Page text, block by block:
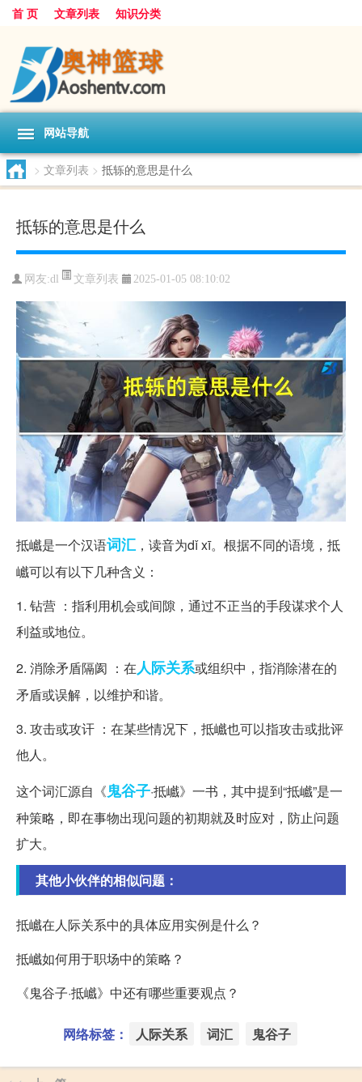
首 页 文章列表 知识分类
网站导航
> 文章列表 > 抵轹的意思是什么
抵轹的意思是什么
网友:dl 文章列表 2025-01-05 08:10:02
抵巇是一个汉语词汇 ，读音为dǐ xī。根据不同的语境，抵
巇可以有以下几种含义：
1. 钻营 ：指利用机会或间隙，通过不正当的手段谋求个人
利益或地位。
2. 消除矛盾隔阂 ：在人际关系或组织中，指消除潜在的
矛盾或误解，以维护和谐。
3. 攻击或攻讦 ：在某些情况下，抵巇也可以指攻击或批评
他人。
这个词汇源自《鬼谷子·抵巇》一书，其中提到“抵巇”是一
种策略，即在事物出现问题的初期就及时应对，防止问题
扩大。
其他小伙伴的相似问题：
抵巇在人际关系中的具体应用实例是什么？
抵巇如何用于职场中的策略？
《鬼谷子·抵巇》中还有哪些重要观点？
网络标签： 人际关系 词汇 鬼谷子